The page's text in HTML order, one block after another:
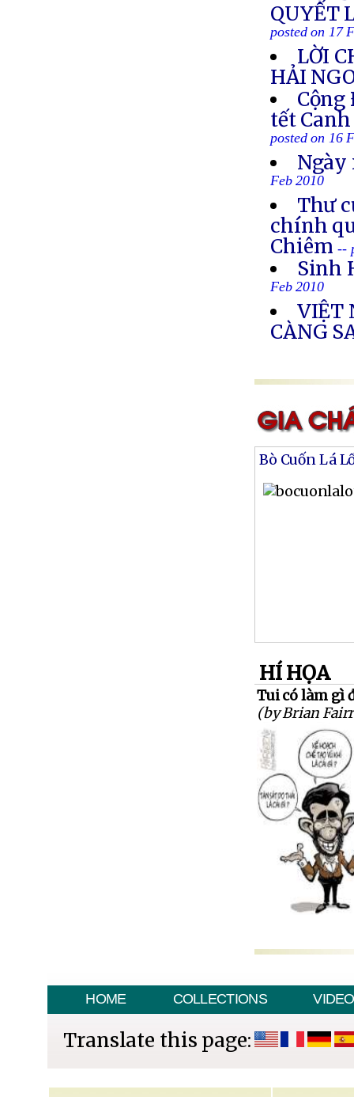
QUYẾT
posted on 17
LỜI
HẢI
Cộng
tết
posted on 16
Feb 2010
Thư
chính
Chiêm--
Sinh
Feb 2010
VIỆT
CÀNG
Bò Cuốn Lá
HÍ HỌA
Tui có làm gì
(by Brian
HOME COLLECTIONS VIDEO
Translate this page: